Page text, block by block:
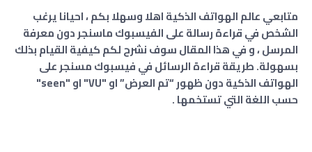
متابعي عالم الهواتف الذكية اهلا وسهلا بكم ، احيانا يرغب
الشخص في قراءة رسالة على الفيسبوك ماسنجر دون معرفة
المرسل ، و في هذا المقال سوف نشرح لكم كيفية القيام بذلك
بسهولة. طريقة قراءة الرسائل في فيسبوك مسنجر على
الهواتف الذكية دون ظهور “تم العرض” او "VU" او "seen"
حسب اللغة التي تستخمها .